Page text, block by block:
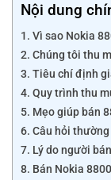
Nội dung
Vì sao Nokia
Chúng tôi thu
Tiêu chí định
Quy trình thu
Mẹo giúp bán
Câu hỏi
Lý do người
Bán Nokia